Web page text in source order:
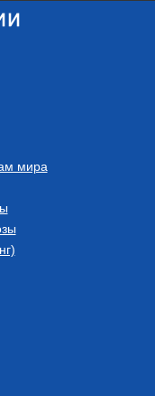
мира